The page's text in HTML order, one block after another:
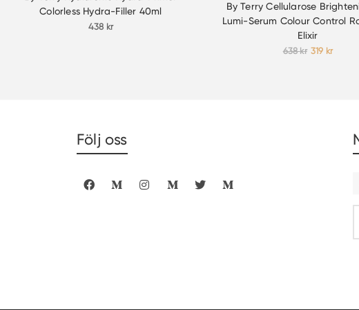
Colorless Hydra-Filler 40ml
438 kr
By Terry Cellularose
Lumi-Serum Colour Control
Elixir
638kr Det
319 krDet
Följ oss